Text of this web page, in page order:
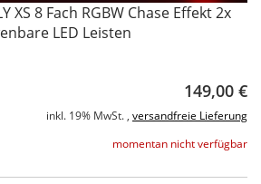
XS 8 Fach RGBW Chase Effekt 2x
LED Leisten
149,00 €
inkl. 19% MwSt. , versandfreie Lieferung
momentan nicht verfügbar